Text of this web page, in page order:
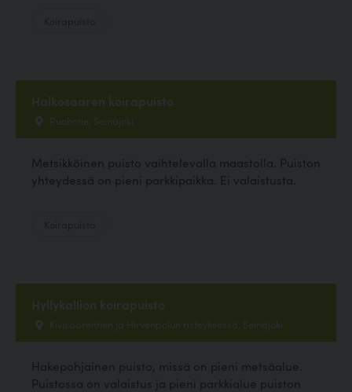
Halkosaaren koirapuisto
Ruohotie, Seinäjoki
Metsikköinen puisto vaihtelevalla maastolla. Puiston
yhteydessä on pieni parkkipaikka. Ei valaistusta.
Hyllykallion koirapuisto
Kivisaarentien ja Hirvenpolun risteyksessä, Seinäjoki
Hakepohjainen puisto, missä on pieni metsäalue.
Puistossa on valaistus ja pieni parkkialue puiston